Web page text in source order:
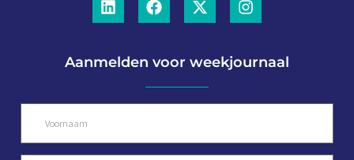
Aanmelden voor weekjournaal